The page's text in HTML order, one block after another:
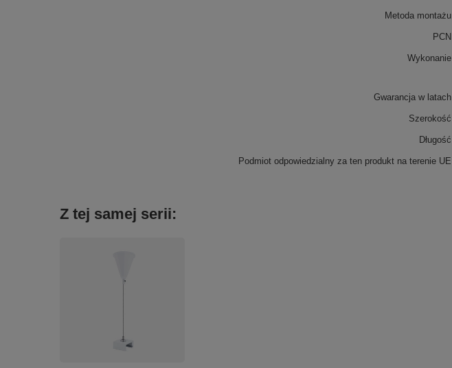
Podmiot odpowiedzialny za ten produkt na terenie UE
Metoda montażu
PCN
Wykonanie
Gwarancja w latach
Szerokość
Długość
Z tej samej serii: